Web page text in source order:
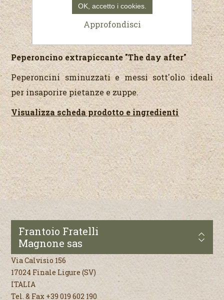
Peperoncino extrapiccante "The day after"
Peperoncini sminuzzati e messi sott'olio ideali
per insaporire pietanze e zuppe.
Visualizza scheda prodotto e ingredienti
Frantoio Fratelli
Magnone sas
Via Calvisio 156
17024 Finale Ligure (SV)
ITALIA
Tel. & Fax +39 019 602 190
OK, accetto i cookies.
Approfondisci